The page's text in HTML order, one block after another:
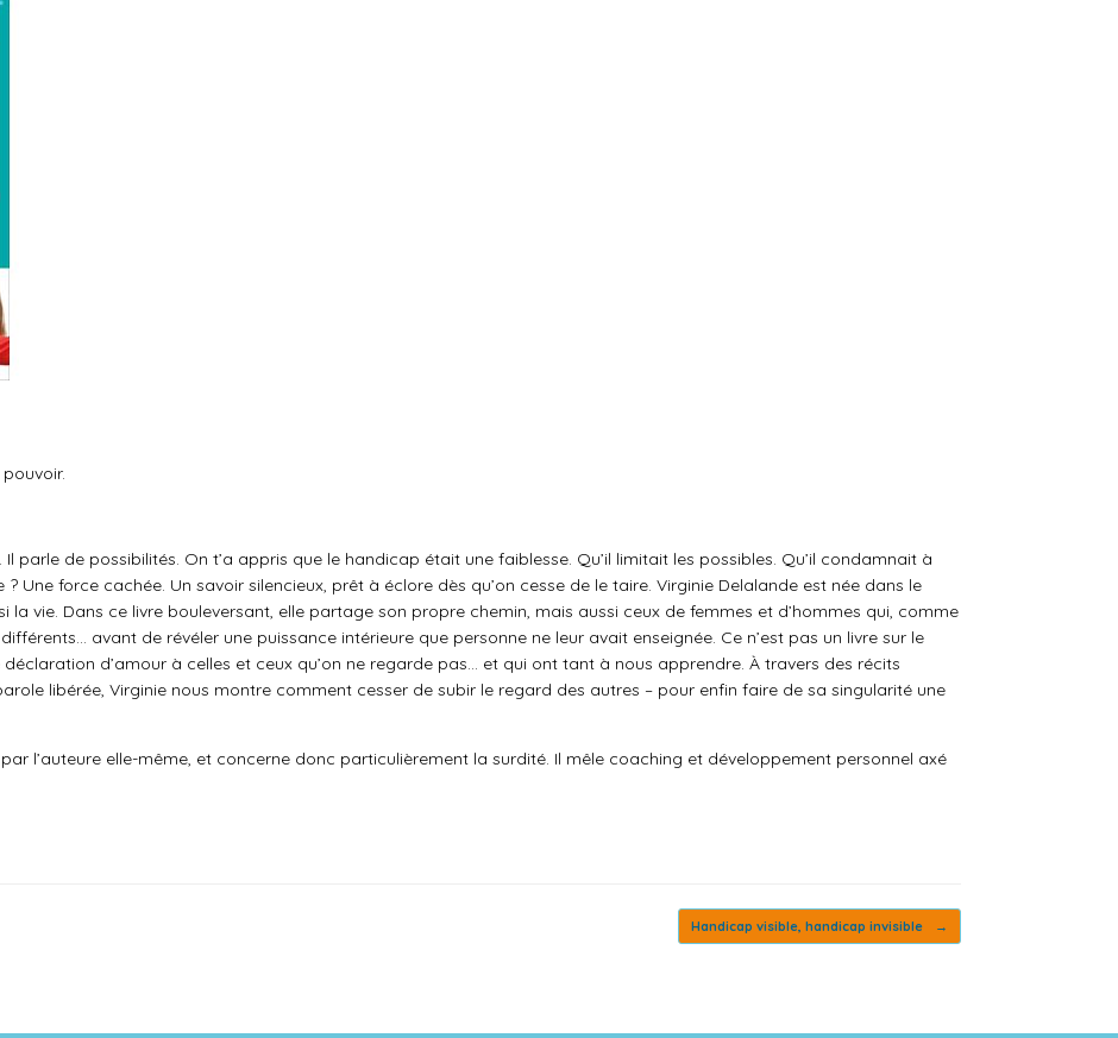
parle de possibilités. On t’a appris que le handicap était une faiblesse. Qu’il limitait les possibles. Qu’il condamnait à
? Une force cachée. Un savoir silencieux, prêt à éclore dès qu’on cesse de le taire. Virginie Delalande est née dans le
la vie. Dans ce livre bouleversant, elle partage son propre chemin, mais aussi ceux de femmes et d’hommes qui, comme
avant de révéler une puissance intérieure que personne ne leur avait enseignée. Ce n’est pas un livre sur le
d’amour à celles et ceux qu’on ne regarde pas… et qui ont tant à nous apprendre. À travers des récits
libérée, Virginie nous montre comment cesser de subir le regard des autres – pour enfin faire de sa singularité une
l’auteure elle-même, et concerne donc particulièrement la surdité. Il mêle coaching et développement personnel axé
Handicap visible, handicap invisible →